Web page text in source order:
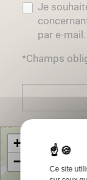
Je
par e-mail.
*Champs
+
−
Ce site